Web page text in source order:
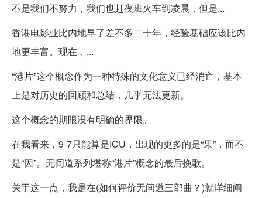
不是我们不努力，我们也赶夜班火车到凌晨，但是...
香港电影业比内地早了差不多二十年，经验基础应该比内
地更丰富。现在，...
“港片”这个概念作为一种特殊的文化意义已经消亡，基本
上是对历史的回顾和总结，几乎无法更新。
这个概念的期限没有明确的界限。
在我看来，9-7只能算是ICU，出现的更多的是“果”，而不
是“因”。无间道系列堪称“港片”概念的最后挽歌。
关于这一点，我是在(如何评价无间道三部曲？)就详细阐